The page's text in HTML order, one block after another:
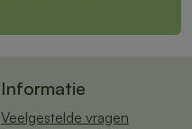
Informatie
Veelgestelde vragen